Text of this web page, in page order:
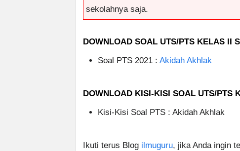
sekolahnya saja.
DOWNLOAD SOAL UTS/PTS KELAS II
Soal PTS 2021 : Akidah Akhlak
DOWNLOAD KISI-KISI SOAL UTS/PTS
Kisi-Kisi Soal PTS : Akidah Akhlak
Ikuti terus Blog ilmuguru, jika Anda ingin